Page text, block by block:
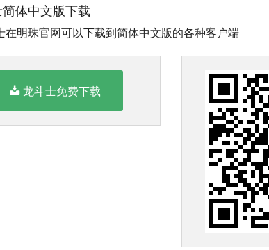
体中文版下载
在明珠官网可以下载到简体中文版的各种客户端
龙斗士免费下载